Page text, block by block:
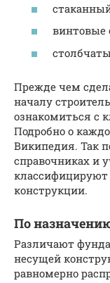
винтовые
Прежде чем
началу
ознакомиться с
Подробно о
Википедия. Так
справочниках и
классифицируют
конструкции.
По
Различают
несущей
равномерно